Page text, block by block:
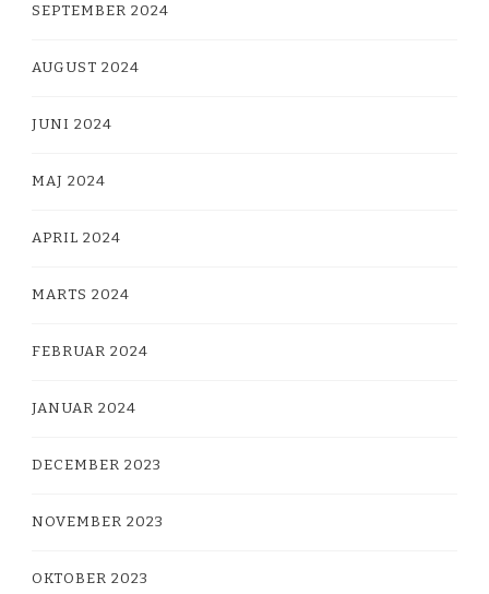
SEPTEMBER 2024
AUGUST 2024
JUNI 2024
MAJ 2024
APRIL 2024
MARTS 2024
FEBRUAR 2024
JANUAR 2024
DECEMBER 2023
NOVEMBER 2023
OKTOBER 2023